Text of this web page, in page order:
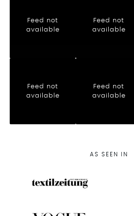
Feed not
available
Feed not
available
Feed not
available
Feed not
available
AS SEEN IN